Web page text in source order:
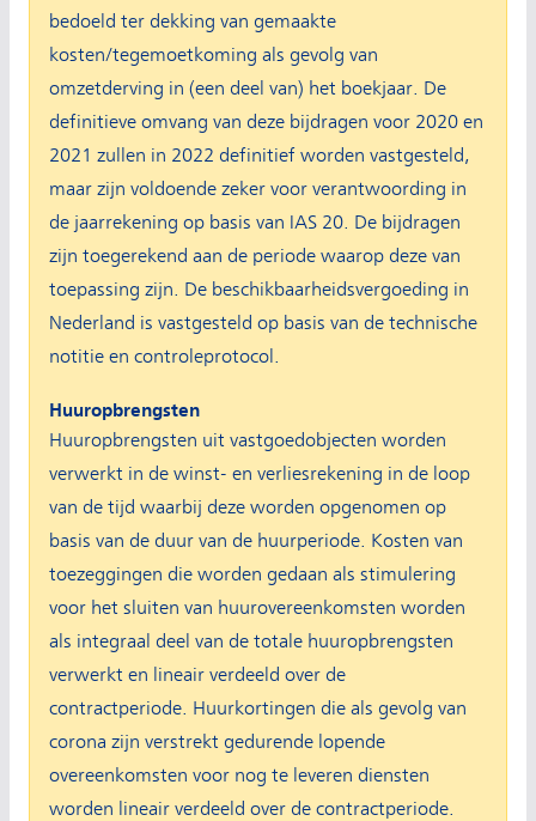
bedoeld ter dekking van gemaakte
kosten/tegemoetkoming als gevolg van
omzetderving in (een deel van) het boekjaar. De
definitieve omvang van deze bijdragen voor 2020 en
2021 zullen in 2022 definitief worden vastgesteld,
maar zijn voldoende zeker voor verantwoording in
de jaarrekening op basis van IAS 20. De bijdragen
zijn toegerekend aan de periode waarop deze van
toepassing zijn. De beschikbaarheidsvergoeding in
Nederland is vastgesteld op basis van de technische
notitie en controleprotocol.
Huuropbrengsten
Huuropbrengsten uit vastgoedobjecten worden
verwerkt in de winst- en verliesrekening in de loop
van de tijd waarbij deze worden opgenomen op
basis van de duur van de huurperiode. Kosten van
toezeggingen die worden gedaan als stimulering
voor het sluiten van huurovereenkomsten worden
als integraal deel van de totale huuropbrengsten
verwerkt en lineair verdeeld over de
contractperiode. Huurkortingen die als gevolg van
corona zijn verstrekt gedurende lopende
overeenkomsten voor nog te leveren diensten
worden lineair verdeeld over de contractperiode.